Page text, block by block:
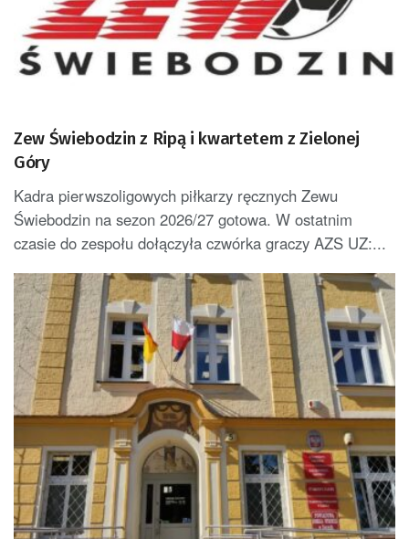
Zew Świebodzin z Ripą i kwartetem z Zielonej
Góry
Kadra pierwszoligowych piłkarzy ręcznych Zewu
Świebodzin na sezon 2026/27 gotowa. W ostatnim
czasie do zespołu dołączyła czwórka graczy AZS UZ:...